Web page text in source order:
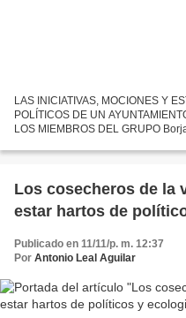
LAS INICIATIVAS, MOCIONES Y
POLÍTICOS DE UN
LOS MIEMBROS DEL GRUPO
Los cosecheros de la
estar hartos de
Publicado en 11/11/p. m. 12:37
Por Antonio Leal Aguilar